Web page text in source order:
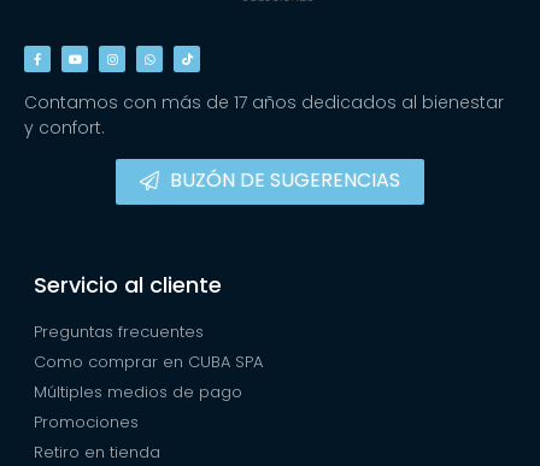
Contamos con más de 17 años dedicados al bienestar
y confort.
BUZÓN DE SUGERENCIAS
Servicio al cliente
Preguntas frecuentes
Como comprar en CUBA SPA
Múltiples medios de pago
Promociones
Retiro en tienda